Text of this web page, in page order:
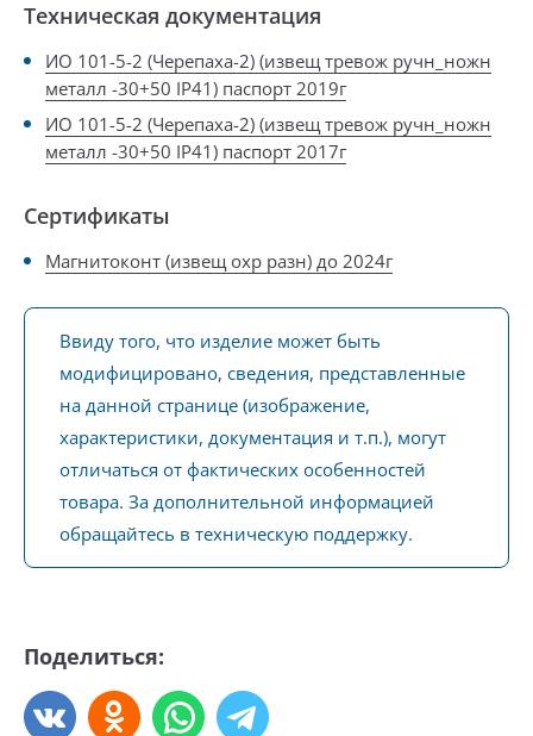
Техническая документация
ИО 101-5-2 (Черепаха-2) (извещ тревож ручн_ножн
металл -30+50 IP41) паспорт 2019г
ИО 101-5-2 (Черепаха-2) (извещ тревож ручн_ножн
металл -30+50 IP41) паспорт 2017г
Сертификаты
Магнитоконт (извещ охр разн) до 2024г
Ввиду того, что изделие может быть
модифицировано, сведения, представленные
на данной странице (изображение,
характеристики, документация и т.п.), могут
отличаться от фактических особенностей
товара. За дополнительной информацией
обращайтесь в техническую поддержку.
Поделиться: